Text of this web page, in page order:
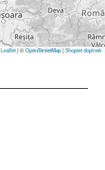
Leaflet|©OpenStreetMap|Shoptet doplnek